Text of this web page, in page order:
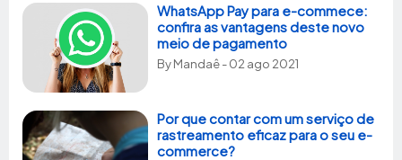
WhatsApp Pay para e-commece:
confira as vantagens deste novo
meio de pagamento
ByMandaê- 02 ago 2021
Por que contar com um serviço de
rastreamento eficaz para o seu e-
commerce?